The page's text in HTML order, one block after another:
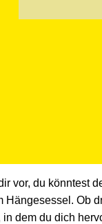
vor, du könntest
Hängesessel. Ob
in dem du dich